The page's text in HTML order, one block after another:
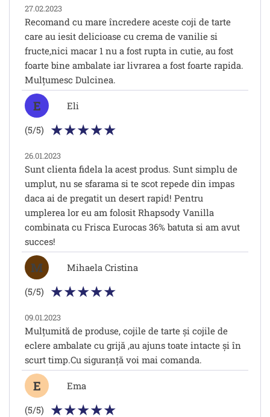
27.02.2023
Recomand cu mare încredere aceste coji de tarte
care au iesit delicioase cu crema de vanilie si
fructe,nici macar 1 nu a fost rupta in cutie, au fost
foarte bine ambalate iar livrarea a fost foarte rapida.
Mulțumesc Dulcinea.
E
Eli
(5/5)
26.01.2023
Sunt clienta fidela la acest produs. Sunt simplu de
umplut, nu se sfarama si te scot repede din impas
daca ai de pregatit un desert rapid! Pentru
umplerea lor eu am folosit Rhapsody Vanilla
combinata cu Frisca Eurocas 36% batuta si am avut
succes!
M
Mihaela Cristina
(5/5)
09.01.2023
Mulțumită de produse, cojile de tarte și cojile de
eclere ambalate cu grijă ,au ajuns toate intacte și în
scurt timp.Cu siguranță voi mai comanda.
E
Ema
(5/5)